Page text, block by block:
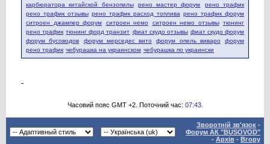
карбюратора китайской бензопилы
рено мастер форум
рено трафик
рено трафик отзывы рено трафик расход топлива рено трафик форум
ситроен джампер форум
ситроен немо ситроен немо отзывы тюнинг
рено трафик тюнинг форд транзит фиат скудо отзывы фиат скудо форум
форум бусоводов
форум мерседес вито форум опель виваро
форум
рено трафик чебурашка на украинском чебурашка по украински
Часовий пояс GMT +2. Поточний час: 07:43.
Зворотній зв'язок -
Форум АК "BUSOVOD"
- Архів - Вгору